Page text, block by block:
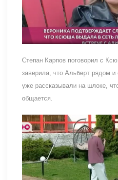
Степан Карпов поговорил с
заверила, что Альберт рядом
уже рассказывали на шлоке,
общается.